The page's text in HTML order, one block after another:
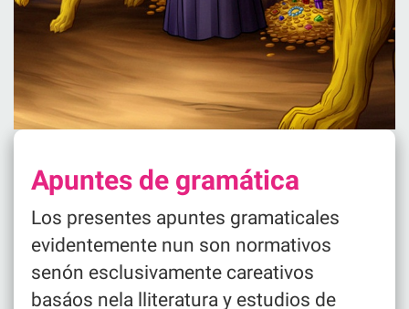
Apuntes de gramática
Los presentes apuntes gramaticales
evidentemente nun son normativos
senón esclusivamente careativos
basáos nela lliteratura y estudios de